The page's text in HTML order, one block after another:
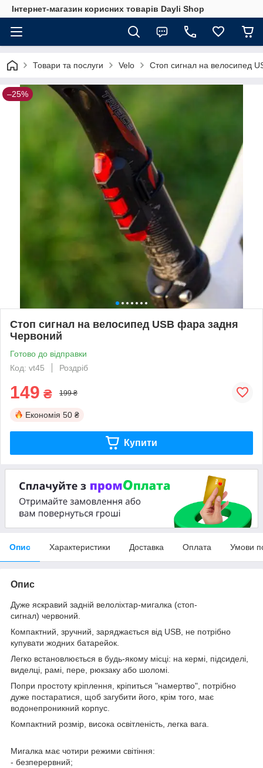
Інтернет-магазин корисних товарів Dayli Shop
Товари та послуги Velo Стоп сигнал на велосипед
–25%
Стоп сигнал на велосипед USB фара задня
Червоний
Готово до відправки
Код: vt45
Роздріб
149 ₴ 199 ₴
Економія 50 ₴
Купити
Опис Характеристики Доставка Оплата Умови
Опис
Дуже яскравий задній велоліхтар-мигалка (стоп-
сигнал) червоний.
Компактний, зручний, заряджається від USB, не потрібно
купувати жодних батарейок.
Легко встановлюється в будь-якому місці: на кермі, підсиделі,
виделці, рамі, пере, рюкзаку або шоломі.
Попри простоту кріплення, кріпиться "намертво", потрібно
дуже постаратися, щоб загубити його, крім того, має
водонепроникний корпус.
Компактний розмір, висока освітленість, легка вага.
Мигалка має чотири режими світіння:
- безперервний;